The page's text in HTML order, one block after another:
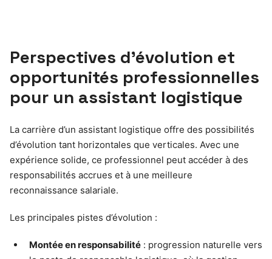
Perspectives d’évolution et
opportunités professionnelles
pour un assistant logistique
La carrière d’un assistant logistique offre des possibilités
d’évolution tant horizontales que verticales. Avec une
expérience solide, ce professionnel peut accéder à des
responsabilités accrues et à une meilleure
reconnaissance salariale.
Les principales pistes d’évolution :
Montée en responsabilité : progression naturelle vers